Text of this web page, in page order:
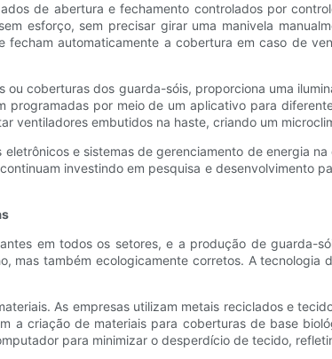
de abertura e fechamento controlados por
esforço, sem precisar girar uma manivela
fecham automaticamente a cobertura em caso de
ou coberturas dos guarda-sóis, proporciona uma
por meio de um aplicativo para
ventiladores embutidos na haste, criando um
e sistemas de gerenciamento de energia
investindo em pesquisa e desenvolvimento
em todos os setores, e a produção de guarda-
mas também ecologicamente corretos. A
As empresas utilizam metais reciclados e
a criação de materiais para coberturas de base
para minimizar o desperdício de tecido,